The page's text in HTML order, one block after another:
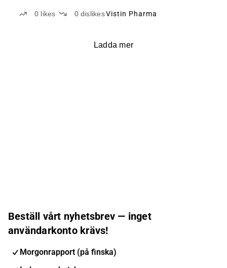
0 likes 0 dislikes Vistin Pharma
Ladda mer
Beställ vårt nyhetsbrev — inget
användarkonto krävs!
Morgonrapport (på finska)